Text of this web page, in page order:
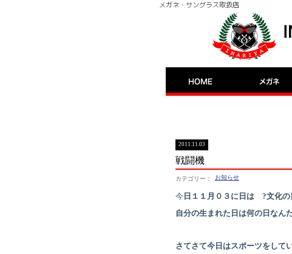
メガネ・サングラス取扱店
戦闘機
2011.11.03
お知らせ
今 日１１月０３に日は ?文化
自分の生まれた日は何の日な
さてさて今日はスポーツをして